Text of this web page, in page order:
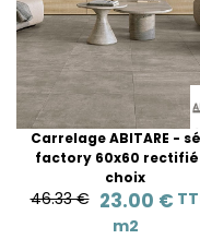
Carrelage ABITARE -
factory 60x60 rectifié
choix
46.33 € 23.00 €
m2